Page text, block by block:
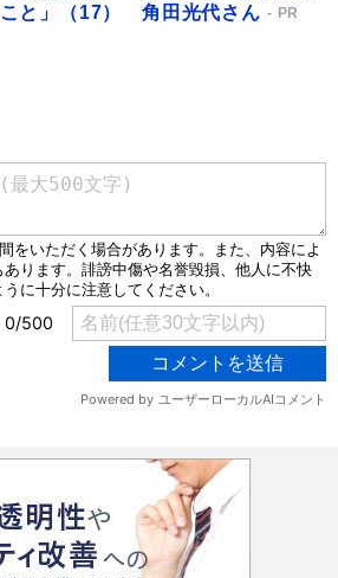
こと」（17） 角田光代さん
PR